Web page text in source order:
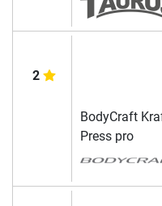
2
BodyCraft
Press pro